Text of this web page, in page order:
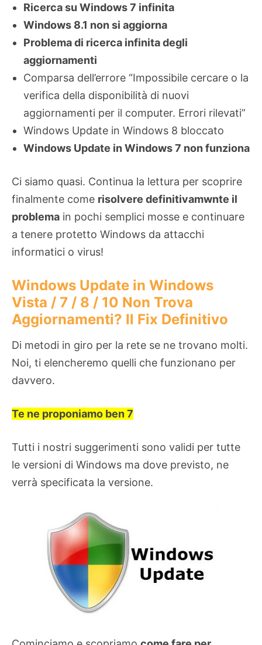
Ricerca su Windows 7 infinita
Windows 8.1 non si aggiorna
Problema di ricerca infinita degli
aggiornamenti
Comparsa dell’errore “Impossibile cercare o la
verifica della disponibilità di nuovi
aggiornamenti per il computer. Errori rilevati”
Windows Update in Windows 8 bloccato
Windows Update in Windows 7 non funziona
Ci siamo quasi. Continua la lettura per scoprire
finalmente come risolvere definitivamwnte il
problema in pochi semplici mosse e continuare
a tenere protetto Windows da attacchi
informatici o virus!
Windows Update in Windows
Vista / 7 / 8 / 10 Non Trova
Aggiornamenti? Il Fix Definitivo
Di metodi in giro per la rete se ne trovano molti.
Noi, ti elencheremo quelli che funzionano per
davvero.
Te ne proponiamo ben 7
Tutti i nostri suggerimenti sono validi per tutte
le versioni di Windows ma dove previsto, ne
verrà specificata la versione.